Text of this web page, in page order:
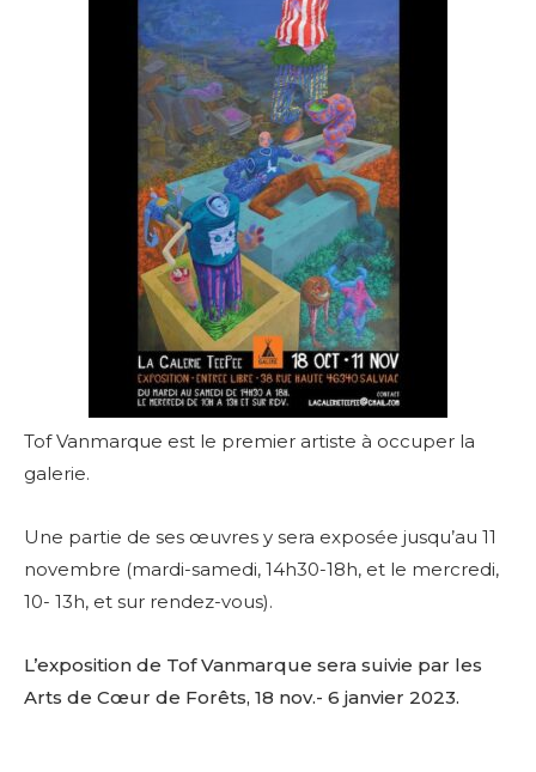
Tof Vanmarque est le premier artiste à occuper la
galerie.
Une partie de ses œuvres y sera exposée jusqu’au 11
novembre (mardi-samedi, 14h30-18h, et le mercredi,
10- 13h, et sur rendez-vous).
L’exposition de Tof Vanmarque sera suivie par les
Arts de Cœur de Forêts, 18 nov.- 6 janvier 2023.